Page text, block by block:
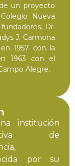
un proyecto
Nueva
Dr.
J. Carmona
1957 con la
1963 con el
Alegre.
institución
de
por su